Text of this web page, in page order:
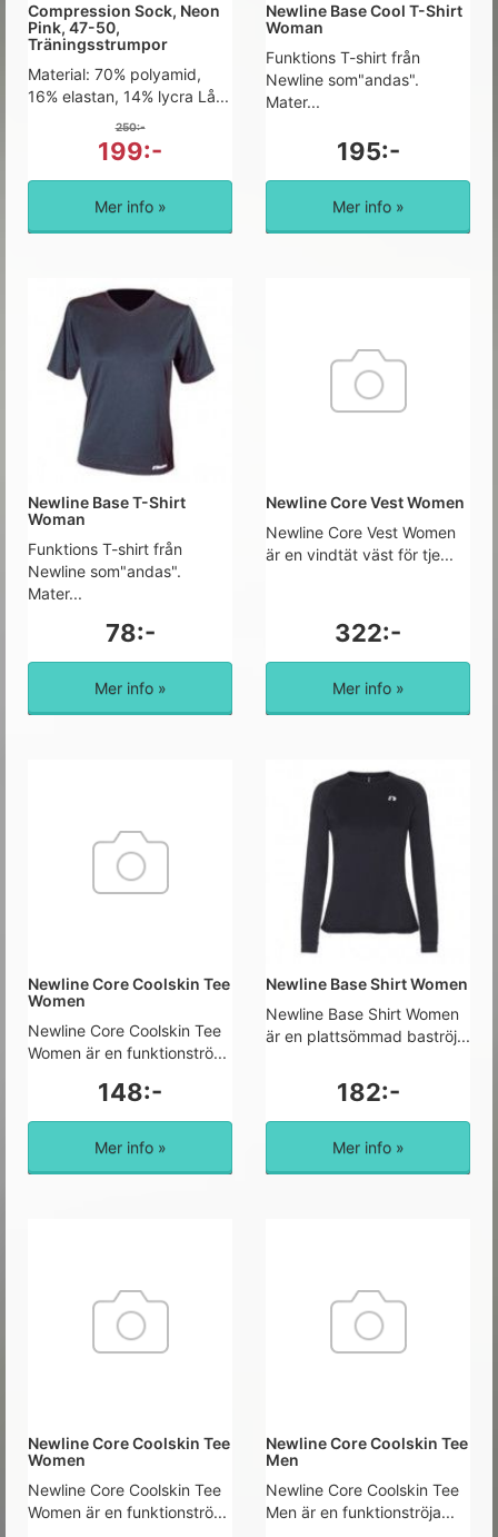
Compression Sock, Neon
Pink, 47-50,
Träningsstrumpor
Material: 70% polyamid,
16% elastan, 14% lycra Lå...
250:-
199:-
Mer info »
Newline Base Cool T-Shirt
Woman
Funktions T-shirt från
Newline som"andas". 
Mater...
195:-
Mer info »
Newline Base T-Shirt
Woman
Funktions T-shirt från
Newline som"andas". 
Mater...
78:-
Mer info »
Newline Core Vest Women
Newline Core Vest Women
är en vindtät väst för tje...
322:-
Mer info »
Newline Core Coolskin Tee
Women
Newline Core Coolskin Tee
Women är en funktionströ...
148:-
Mer info »
Newline Base Shirt Women
Newline Base Shirt Women
är en plattsömmad baströj...
182:-
Mer info »
Newline Core Coolskin Tee
Women
Newline Core Coolskin Tee
Women är en funktionströ...
Newline Core Coolskin Tee
Men
Newline Core Coolskin Tee
Men är en funktionströja...